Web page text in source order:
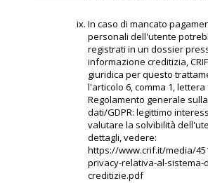
In caso di mancato
personali dell'utente
registrati in un dossier
informazione creditizia,
giuridica per questo
l'articolo 6, comma 1, lettera
Regolamento generale
dati/GDPR: legittimo
valutare la solvibilità
dettagli, vedere:
https://www.crif.it/media/
privacy-relativa-al-sistema-
creditizie.pdf